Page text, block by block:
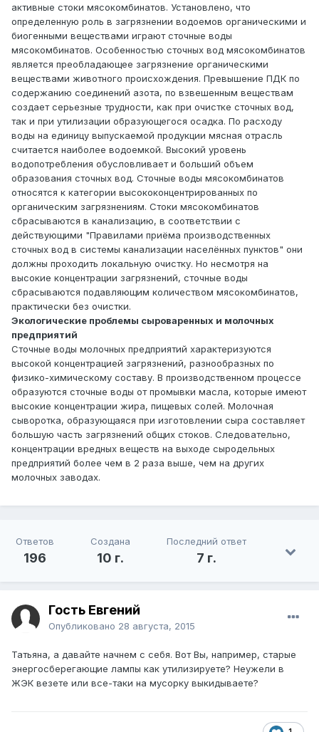
активные стоки мясокомбинатов. Установлено, что
определенную роль в загрязнении водоемов органическими и
биогенными веществами играют сточные воды
мясокомбинатов. Особенностью сточных вод мясокомбинатов
является преобладающее загрязнение органическими
веществами животного происхождения. Превышение ПДК по
содержанию соединений азота, по взвешенным веществам
создает серьезные трудности, как при очистке сточных вод,
так и при утилизации образующегося осадка. По расходу
воды на единицу выпускаемой продукции мясная отрасль
считается наиболее водоемкой. Высокий уровень
водопотребления обусловливает и больший объем
образования сточных вод. Сточные воды мясокомбинатов
относятся к категории высококонцентрированных по
органическим загрязнениям. Стоки мясокомбинатов
сбрасываются в канализацию, в соответствии с
действующими "Правилами приёма производственных
сточных вод в системы канализации населённых пунктов" они
должны проходить локальную очистку. Но несмотря на
высокие концентрации загрязнений, сточные воды
сбрасываются подавляющим количеством мясокомбинатов,
практически без очистки.
Экологические проблемы сыроваренных и молочных
предприятий
Сточные воды молочных предприятий характеризуются
высокой концентрацией загрязнений, разнообразных по
физико-химическому составу. В производственном процессе
образуются сточные воды от промывки масла, которые имеют
высокие концентрации жира, пищевых солей. Молочная
сыворотка, образующаяся при изготовлении сыра составляет
большую часть загрязнений общих стоков. Следовательно,
концентрации вредных веществ на выходе сыродельных
предприятий более чем в 2 раза выше, чем на других
молочных заводах.
Ответов
196
Создана
10 г.
Последний ответ
7 г.
Гость Евгений
Опубликовано 28 августа, 2015
Татьяна, а давайте начнем с себя. Вот Вы, например, старые
энергосберегающие лампы как утилизируете? Неужели в
ЖЭК везете или все-таки на мусорку выкидываете?